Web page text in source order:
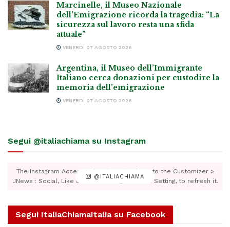
Marcinelle, il Museo Nazionale
dell’Emigrazione ricorda la tragedia: “La
sicurezza sul lavoro resta una sfida
attuale”
VENERDÌ 07 AGOSTO 2026
Argentina, il Museo dell’Immigrante
Italiano cerca donazioni per custodire la
memoria dell’emigrazione
VENERDÌ 07 AGOSTO 2026
Segui @italiachiama su Instagram
@ITALIACHIAMA
The Instagram Access Token is expired, Go to the Customizer >
JNews : Social, Like & View > Instagram Feed Setting, to refresh it.
Segui ItaliaChiamaItalia su Facebook